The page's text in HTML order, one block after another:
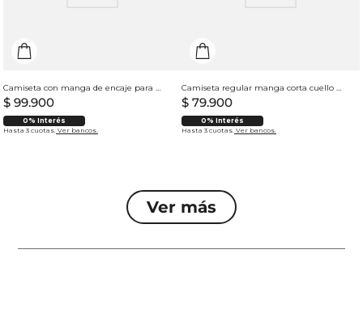
Camiseta con manga de encaje para mujer
$ 99.900
0% Interés
Hasta 3 cuotas. Ver bancos.
Camiseta regular manga corta cuello redondo para hombre
$ 79.900
0% Interés
Hasta 3 cuotas. Ver bancos.